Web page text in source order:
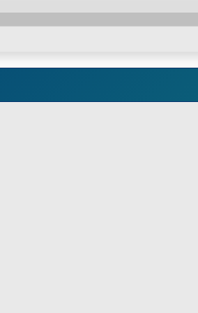
den Steckfitting einstecken und ggf etwas